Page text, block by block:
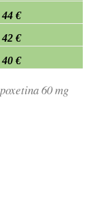
44 €
42 €
40 €
60 mg